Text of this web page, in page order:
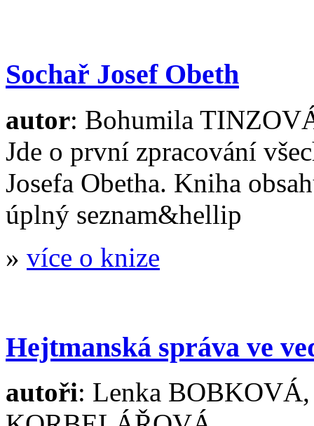
Sochař Josef Obeth
autor: Bohumila
Jde o první zpracování
Josefa Obetha. Kniha
úplný seznam&hellip
» více o knize
Hejtmanská správa ve
autoři: Lenka